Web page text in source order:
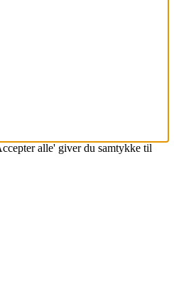
alle' giver du samtykke til